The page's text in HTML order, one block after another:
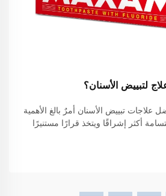
لتبييض الأسنان؟
علاجات تبييض الأسنان أمرٌ بالغ الأهمية
أكثر إشراقًا ويتخذ قرارًا مستنيرًا
كبير اعتمادًا على...